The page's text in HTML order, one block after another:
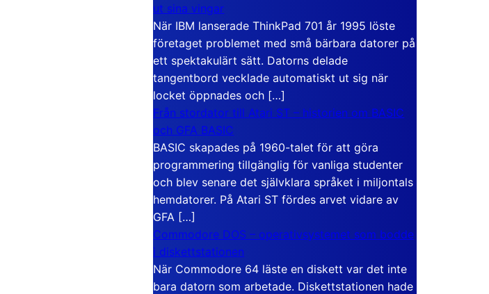
ut sina vingar
När IBM lanserade ThinkPad 701 år 1995 löste
företaget problemet med små bärbara datorer på
ett spektakulärt sätt. Datorns delade
tangentbord vecklade automatiskt ut sig när
locket öppnades och […]
Från stordator till Atari ST – historien om BASIC
och GFA BASIC
BASIC skapades på 1960-talet för att göra
programmering tillgänglig för vanliga studenter
och blev senare det självklara språket i miljontals
hemdatorer. På Atari ST fördes arvet vidare av
GFA […]
Commodore DOS – operativsystemet som bodde
i diskettstationen
När Commodore 64 läste en diskett var det inte
bara datorn som arbetade. Diskettstationen hade